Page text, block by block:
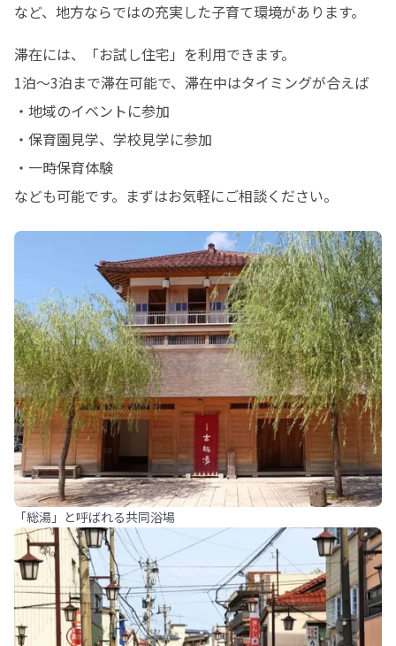
など、地方ならではの充実した子育て環境があります。
滞在には、「お試し住宅」を利用できます。
1泊〜3泊まで滞在可能で、滞在中はタイミングが合えば
・地域のイベントに参加
・保育園見学、学校見学に参加
・一時保育体験
なども可能です。まずはお気軽にご相談ください。
「総湯」と呼ばれる共同浴場